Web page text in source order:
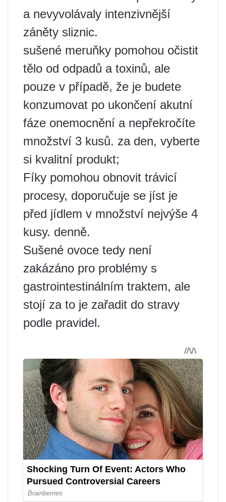
a nevyvolávaly intenzivnější
záněty sliznic.
sušené meruňky pomohou očistit
tělo od odpadů a toxinů, ale
pouze v případě, že je budete
konzumovat po ukončení akutní
fáze onemocnění a nepřekročíte
množství 3 kusů. za den, vyberte
si kvalitní produkt;
Fíky pomohou obnovit trávicí
procesy, doporučuje se jíst je
před jídlem v množství nejvýše 4
kusy. denně.
Sušené ovoce tedy není
zakázáno pro problémy s
gastrointestinálním traktem, ale
stojí za to je zařadit do stravy
podle pravidel.